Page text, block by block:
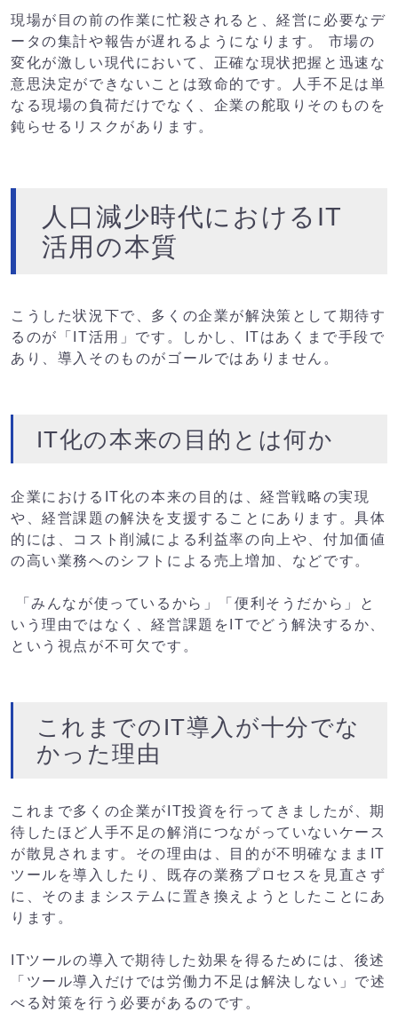
現場が目の前の作業に忙殺されると、経営に必要なデ
ータの集計や報告が遅れるようになります。 市場の
変化が激しい現代において、正確な現状把握と迅速な
意思決定ができないことは致命的です。人手不足は単
なる現場の負荷だけでなく、企業の舵取りそのものを
鈍らせるリスクがあります。
人口減少時代におけるIT
活用の本質
こうした状況下で、多くの企業が解決策として期待す
るのが「IT活用」です。しかし、ITはあくまで手段で
あり、導入そのものがゴールではありません。
IT化の本来の目的とは何か
企業におけるIT化の本来の目的は、経営戦略の実現
や、経営課題の解決を支援することにあります。具体
的には、コスト削減による利益率の向上や、付加価値
の高い業務へのシフトによる売上増加、などです。
「みんなが使っているから」「便利そうだから」と
いう理由ではなく、経営課題をITでどう解決するか、
という視点が不可欠です。
これまでのIT導入が十分でな
かった理由
これまで多くの企業がIT投資を行ってきましたが、期
待したほど人手不足の解消につながっていないケース
が散見されます。その理由は、目的が不明確なままIT
ツールを導入したり、既存の業務プロセスを見直さず
に、そのままシステムに置き換えようとしたことにあ
ります。
ITツールの導入で期待した効果を得るためには、後述
「ツール導入だけでは労働力不足は解決しない」で述
べる対策を行う必要があるのです。